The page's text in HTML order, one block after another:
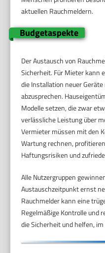
aktuellen Rauchmeldern.
Budgetaspekte
Der Austausch von
Sicherheit. Für Mieter kann
die Installation neuer
abzusprechen.
Modelle setzen, die zwar
verlässliche Leistung über
Vermieter müssen mit den
Wartung rechnen,
Haftungsrisiken und
Alle Nutzergruppen
Austauschzeitpunkt ernst
Rauchmelder kann eine
Regelmäßige Kontrolle und
die Sicherheit und helfen,